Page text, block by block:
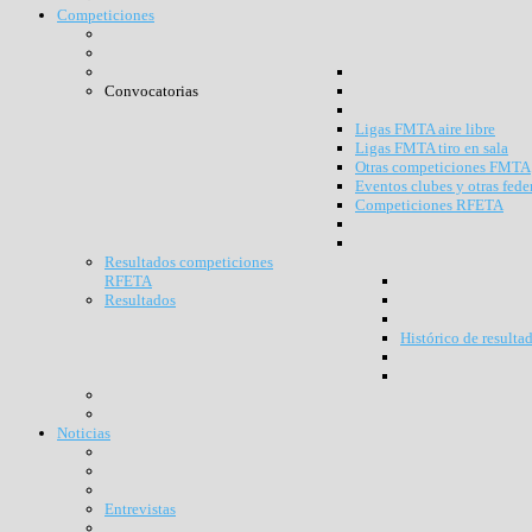
Competiciones
Convocatorias
Ligas FMTA aire libre
Ligas FMTA tiro en sala
Otras competiciones FMTA
Eventos clubes y otras
Competiciones RFETA
Resultados competiciones
RFETA
Resultados
Histórico de
Noticias
Entrevistas